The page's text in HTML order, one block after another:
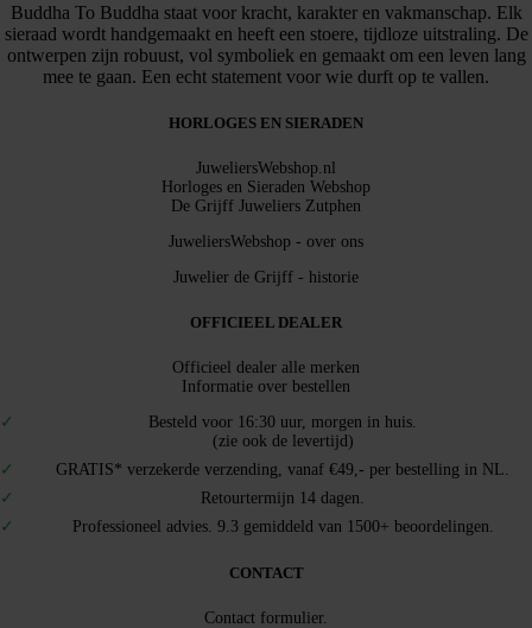
Buddha To Buddha staat voor kracht, karakter en vakmanschap. Elk
sieraad wordt handgemaakt en heeft een stoere, tijdloze uitstraling. De
ontwerpen zijn robuust, vol symboliek en gemaakt om een leven lang
mee te gaan. Een echt statement voor wie durft op te vallen.
HORLOGES EN SIERADEN
JuweliersWebshop.nl
Horloges en Sieraden Webshop
De Grijff Juweliers Zutphen
JuweliersWebshop - over ons
Juwelier de Grijff - historie
OFFICIEEL DEALER
Officieel dealer alle merken
Informatie over bestellen
Besteld voor 16:30 uur, morgen in huis.
(zie ook de levertijd)
GRATIS* verzekerde verzending, vanaf €49,- per bestelling in NL.
Retourtermijn 14 dagen.
Professioneel advies. 9.3 gemiddeld van 1500+ beoordelingen.
CONTACT
Contact formulier.